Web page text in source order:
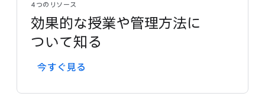
4つの​リソース
効果的な​授業や​管理方​法に​
ついて​知る
今すぐ​見る